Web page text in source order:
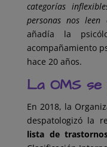
categorías
personas nos leen
añadía la
acompañamiento
hace 20 años.
La OMS se
En 2018, la
despatologizó la
lista de